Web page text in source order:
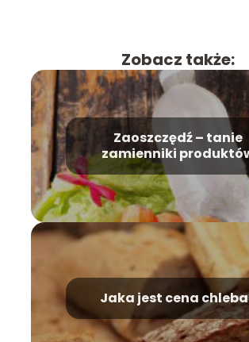
Zobacz także:
Zaoszczędź – tanie
zamienniki
spożywczych
Jaka jest cena